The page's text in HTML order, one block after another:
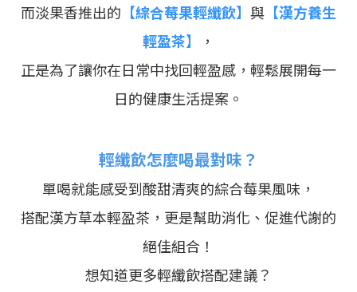
而淡果香推出的 【綜合莓果輕纖飲】 與 【漢方養生
輕盈茶】
，
正是為了讓你在日常中找回輕盈感，輕鬆展開每一
日的健康生活提案。
輕纖飲怎麼喝最對味？
單喝就能感受到酸甜清爽的綜合莓果風味，
搭配漢方草本輕盈茶，更是幫助消化、促進代謝的
絕佳組合！
想知道更多輕纖飲搭配建議？